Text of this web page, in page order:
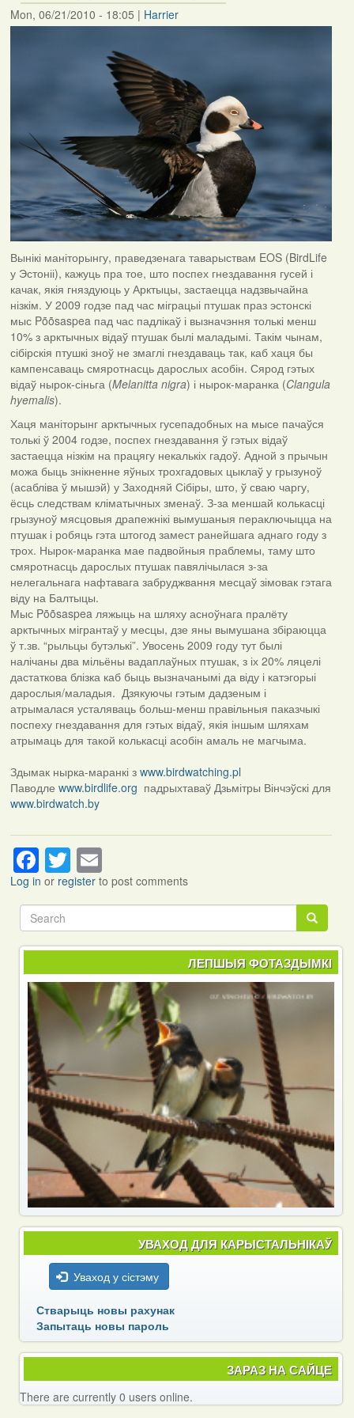
Mon, 06/21/2010 - 18:05 | Harrier
Вынікі маніторынгу, праведзенага таварыствам EOS (BirdLife
у Эстоніі), кажуць пра тое, што поспех гнездавання гусей і
качак, якія гняздуюць у Арктыцы, застаецца надзвычайна
нізкім. У 2009 годзе пад час міграцыі птушак праз эстонскі
мыс Põõsaspea пад час падлікаў і вызначэння толькі менш
10% з арктычных відаў птушак былі маладымі. Такім чынам,
сібірскія птушкі зноў не змаглі гнездаваць так, каб хаця бы
кампенсаваць смяротнасць дарослых асобін. Сярод гэтых
відаў нырок-сіньга (Melanitta nigra) і нырок-маранка (Clangula
hyemalis).
Хаця маніторынг арктычных гусепадобных на мысе пачаўся
толькі ў 2004 годзе, поспех гнездавання ў гэтых відаў
застаецца нізкім на працягу некалькіх гадоў. Адной з прычын
можа быць знікненне яўных трохгадовых цыклаў у грызуноў
(асабліва ў мышэй) у Заходняй Сібіры, што, ў сваю чаргу,
ёсць следствам кліматычных зменаў. З-за меншай колькасці
грызуноў мясцовыя драпежнікі вымушаныя пераключыцца на
птушак і робяць гэта штогод замест ранейшага аднаго году з
трох. Нырок-маранка мае падвойныя праблемы, таму што
смяротнасць дарослых птушак павялічылася з-за
нелегальнага нафтавага забруджвання месцаў зімовак гэтага
віду на Балтыцы.
Мыс Põõsaspea ляжыць на шляху асноўнага пралёту
арктычных мігрантаў у месцы, дзе яны вымушана збіраюцца
ў т.зв. “рыльцы бутэлькі”. Увосень 2009 году тут былі
налічаны два мільёны вадаплаўных птушак, з іх 20% ляцелі
дастаткова блізка каб быць вызначанымі да віду і катэгорыі
дарослыя/маладыя. Дзякуючы гэтым дадзеным і
атрымалася усталяваць больш-менш правільныя паказчыкі
поспеху гнездавання для гэтых відаў, якія іншым шляхам
атрымаць для такой колькасці асобін амаль не магчыма.
Здымак нырка-маранкі з www.birdwatching.pl
Паводле www.birdlife.org падрыхтаваў Дзьмітры Вінчэўскі для
www.birdwatch.by
Facebook
Twitter
Email
Log in or registerto post comments
Search
Search
ЛЕПШЫЯ ФОТАЗДЫМКІ
УВАХОД ДЛЯ КАРЫСТАЛЬНІКАЎ
Уваход у сістэму
Стварыць новы рахунак
Запытаць новы пароль
ЗАРАЗ НА САЙЦЕ
There are currently 0 users online.